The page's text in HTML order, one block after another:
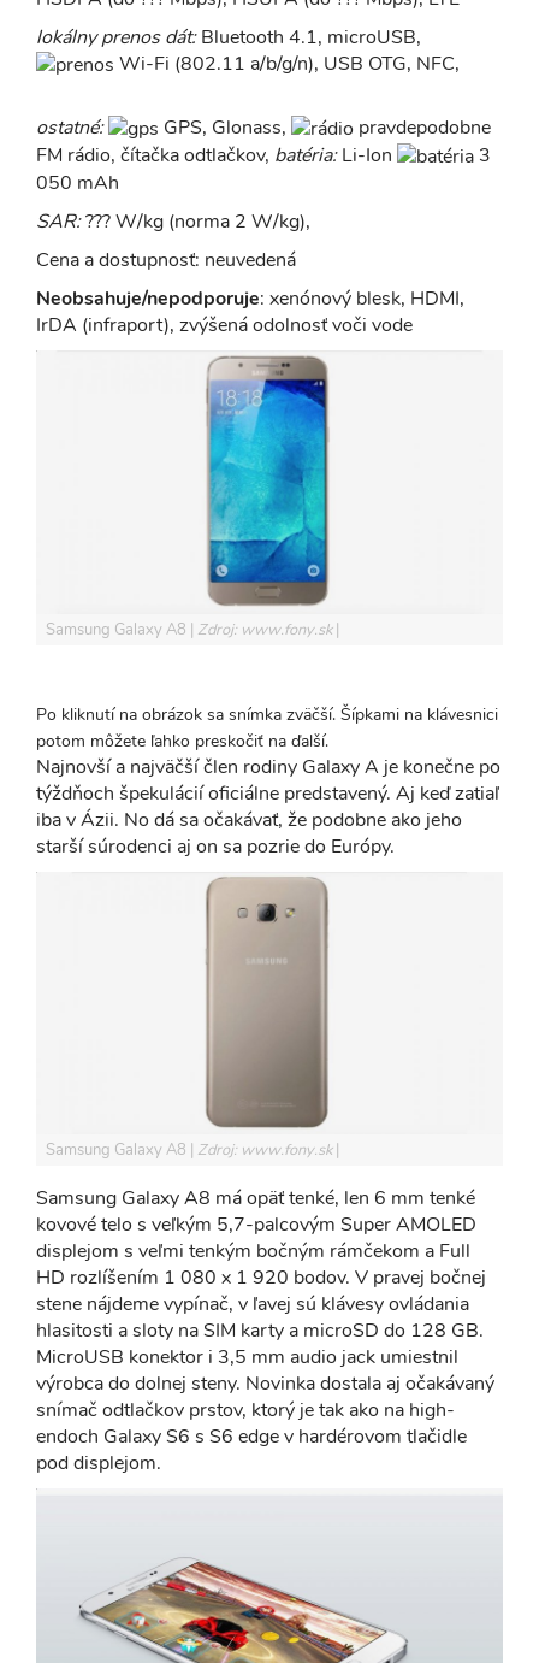
lokálny prenos dát:Bluetooth 4.1, microUSB,
Wi-Fi (802.11 a/b/g/n), USB OTG, NFC,
ostatné: GPS, Glonass,
pravdepodobne
FM rádio, čítačka odtlačkov, batéria:Li-Ion
3
050 mAh
SAR:??? W/kg (norma 2 W/kg),
Cena a dostupnosť: neuvedená
Neobsahuje/nepodporuje: xenónový blesk, HDMI,
IrDA (infraport), zvýšená odolnosť voči vode
Samsung Galaxy A8 Zdroj: www.fony.sk
Po kliknutí na obrázok sa snímka zväčší. Šípkami na klávesnici
potom môžete ľahko preskočiť na ďalší.
Najnovší a najväčší člen rodiny Galaxy A je konečne po
týždňoch špekulácií oficiálne predstavený. Aj keď zatiaľ
iba v Ázii. No dá sa očakávať, že podobne ako jeho
starší súrodenci aj on sa pozrie do Európy.
Samsung Galaxy A8 Zdroj: www.fony.sk
Samsung Galaxy A8 má opäť tenké, len 6 mm tenké
kovové telo s veľkým 5,7-palcovým Super AMOLED
displejom s veľmi tenkým bočným rámčekom a Full
HD rozlíšením 1 080 x 1 920 bodov. V pravej bočnej
stene nájdeme vypínač, v ľavej sú klávesy ovládania
hlasitosti a sloty na SIM karty a microSD do 128 GB.
MicroUSB konektor i 3,5 mm audio jack umiestnil
výrobca do dolnej steny. Novinka dostala aj očakávaný
snímač odtlačkov prstov, ktorý je tak ako na high-
endoch Galaxy S6 s S6 edge v hardérovom tlačidle
pod displejom.